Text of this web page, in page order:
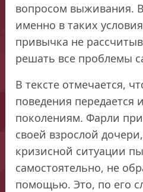
вопросом выживания.
именно в таких
привычка не
решать все проблемы
В тексте отмечается,
поведения передается
поколениям. Фарли
своей взрослой
кризисной ситуации
самостоятельно, не
помощью. Это, по его